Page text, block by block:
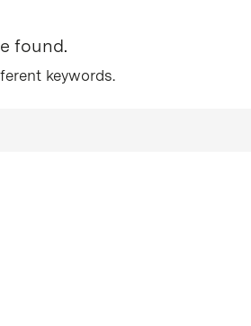
found.
keywords.